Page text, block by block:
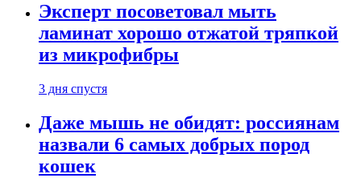
Эксперт посоветовал мыть
ламинат хорошо отжатой тряпкой
из микрофибры
3 дня спустя
Даже мышь не обидят: россиянам
назвали 6 самых добрых пород
кошек